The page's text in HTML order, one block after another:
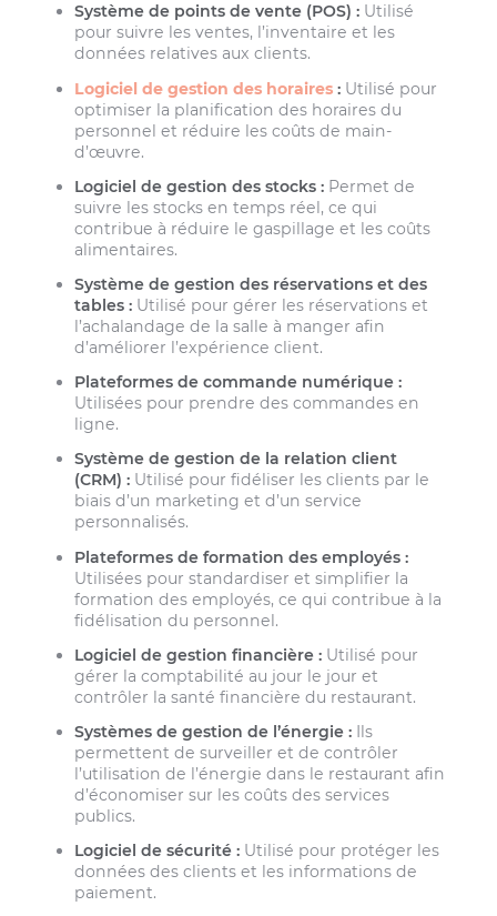
Système de points de vente (POS) : Utilisé
pour suivre les ventes, l’inventaire et les
données relatives aux clients.
Logiciel de gestion des horaires : Utilisé pour
optimiser la planification des horaires du
personnel et réduire les coûts de main-
d’œuvre.
Logiciel de gestion des stocks : Permet de
suivre les stocks en temps réel, ce qui
contribue à réduire le gaspillage et les coûts
alimentaires.
Système de gestion des réservations et des
tables : Utilisé pour gérer les réservations et
l’achalandage de la salle à manger afin
d’améliorer l’expérience client.
Plateformes de commande numérique :
Utilisées pour prendre des commandes en
ligne.
Système de gestion de la relation client
(CRM) : Utilisé pour fidéliser les clients par le
biais d’un marketing et d’un service
personnalisés.
Plateformes de formation des employés :
Utilisées pour standardiser et simplifier la
formation des employés, ce qui contribue à la
fidélisation du personnel.
Logiciel de gestion financière : Utilisé pour
gérer la comptabilité au jour le jour et
contrôler la santé financière du restaurant.
Systèmes de gestion de l’énergie : Ils
permettent de surveiller et de contrôler
l’utilisation de l’énergie dans le restaurant afin
d’économiser sur les coûts des services
publics.
Logiciel de sécurité : Utilisé pour protéger les
données des clients et les informations de
paiement.